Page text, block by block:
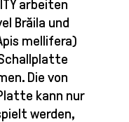
arbeiten
Brăila und
mellifera)
Die von
kann nur
werden,